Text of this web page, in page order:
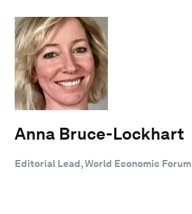
Anna Bruce-Lockhart
Editorial Lead, World Economic Forum